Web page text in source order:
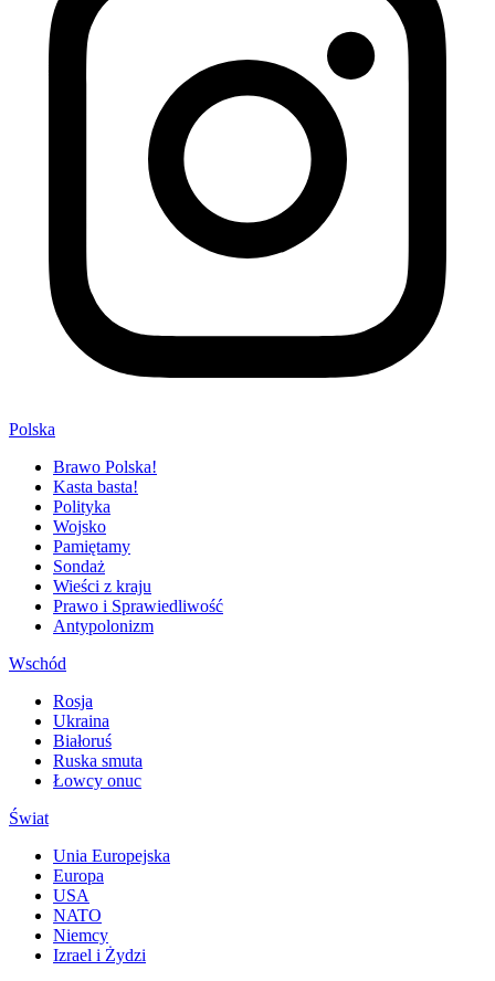
Polska
Brawo Polska!
Kasta basta!
Polityka
Wojsko
Pamiętamy
Sondaż
Wieści z kraju
Prawo i Sprawiedliwość
Antypolonizm
Wschód
Rosja
Ukraina
Białoruś
Ruska smuta
Łowcy onuc
Świat
Unia Europejska
Europa
USA
NATO
Niemcy
Izrael i Żydzi